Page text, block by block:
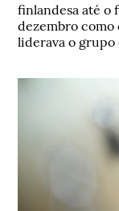
finlandesa até o
dezembro
liderava o